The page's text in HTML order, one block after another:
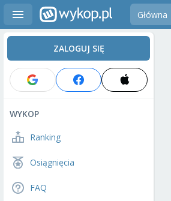
Główna
ZALOGUJ SIĘ
WYKOP
Ranking
Osiągnięcia
FAQ